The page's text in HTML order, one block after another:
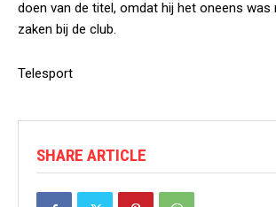
doen van de titel, omdat hij het oneens was
zaken bij de club.
Telesport
SHARE ARTICLE